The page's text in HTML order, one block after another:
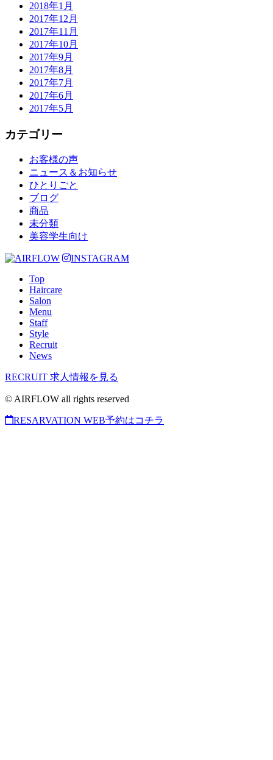
2018年1月
2017年12月
2017年11月
2017年10月
2017年9月
2017年8月
2017年7月
2017年6月
2017年5月
カテゴリー
お客様の声
ニュース＆お知らせ
ひとりごと
ブログ
商品
未分類
美容学生向け
INSTAGRAM
Top
Haircare
Salon
Menu
Staff
Style
Recruit
News
RECRUIT 求人情報を見る
© AIRFLOW all rights reserved
RESARVATION WEB予約はコチラ